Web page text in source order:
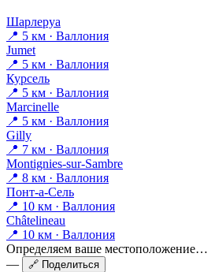
Шарлеруа
📍 5 км · Валлония
Jumet
📍 5 км · Валлония
Курсель
📍 5 км · Валлония
Marcinelle
📍 5 км · Валлония
Gilly
📍 7 км · Валлония
Montignies-sur-Sambre
📍 8 км · Валлония
Понт-а-Сель
📍 10 км · Валлония
Châtelineau
📍 10 км · Валлония
Определяем ваше местоположение…
—
🔗 Поделиться